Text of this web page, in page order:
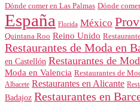
Dónde comer en Las Palmas Dónde
España Florida México
Quintana Roo Reino Unido
Restaurantes de Moda en
en Castellón Restaurantes de
Moda en Valencia Restaurantes de
Albacete Restaurantes en Alicante
Badajoz Restaurantes en